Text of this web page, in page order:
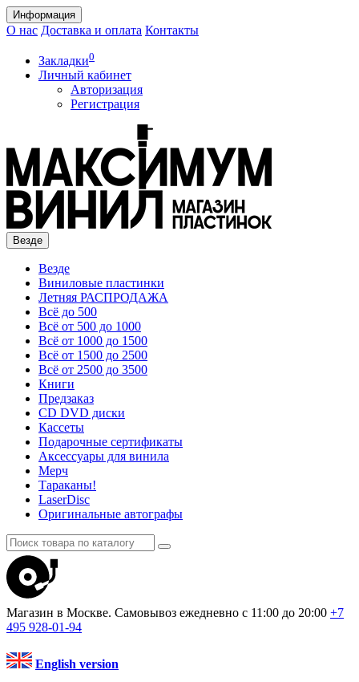
Информация
О нас Доставка и оплата Контакты
Закладки0
Личный кабинет
Авторизация
Регистрация
Везде
Везде
Виниловые пластинки
Летняя РАСПРОДАЖА
Всё до 500
Всё от 500 до 1000
Всё от 1000 до 1500
Всё от 1500 до 2500
Всё от 2500 до 3500
Книги
Предзаказ
CD DVD диски
Кассеты
Подарочные сертификаты
Аксессуары для винила
Мерч
Тараканы!
LaserDisc
Оригинальные автографы
Магазин в Москве. Самовывоз ежедневно с 11:00 до 20:00 +7
495 928-01-94
English version